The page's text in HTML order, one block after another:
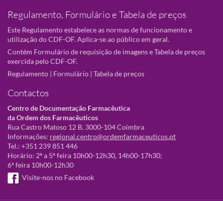
Regulamento, Formulário e Tabela de preços
Este Regulamento estabelece as normas de funcionamento e
utilização do CDF-OF. Aplica-se ao público em geral.
Contém Formulário de requisição de imagens e Tabela de preços
exercida pelo CDF-OF.
Regulamento | Formulário | Tabela de preços
Contactos
Centro de Documentação Farmacêutica
da Ordem dos Farmacêuticos
Rua Castro Matoso 12 B, 3000-104 Coimbra
Informações: regional.centro@ordemfarmaceuticos.pt
Tel.: +351 239 851 446
Horário: 2ª a 5ª feira 10h00-12h30, 14h00-17h30;
6ª feira 10h00-12h30
Visite-nos no Facebook